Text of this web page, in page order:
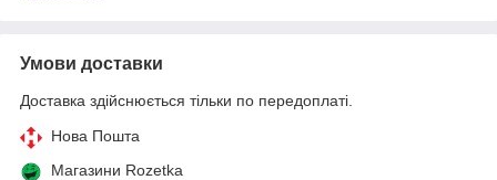
Умови доставки
Доставка здійснюється тільки по передоплаті.
Нова Пошта
Магазини Rozetka